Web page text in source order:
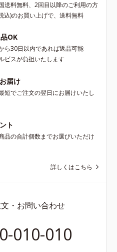
送料無料、2回目以降のご利用の方
込)のお買い上げで、送料無料
OK
ら30日以内であれば返品可能
ビスが負担いたします
届け
短でご注文の翌日にお届けいたし
ト
品の合計個数までお選びいただけ
詳しくはこちら
・お問い合わせ
010-010